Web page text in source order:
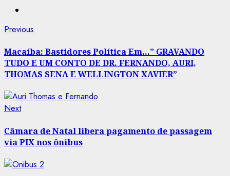
Post
navigation
Previous
Macaíba: Bastidores Política Em…” GRAVANDO
TUDO E UM CONTO DE DR. FERNANDO, AURI,
THOMAS SENA E WELLINGTON XAVIER”
NextNext
Câmara de Natal libera pagamento de passagem
via PIX nos ônibus